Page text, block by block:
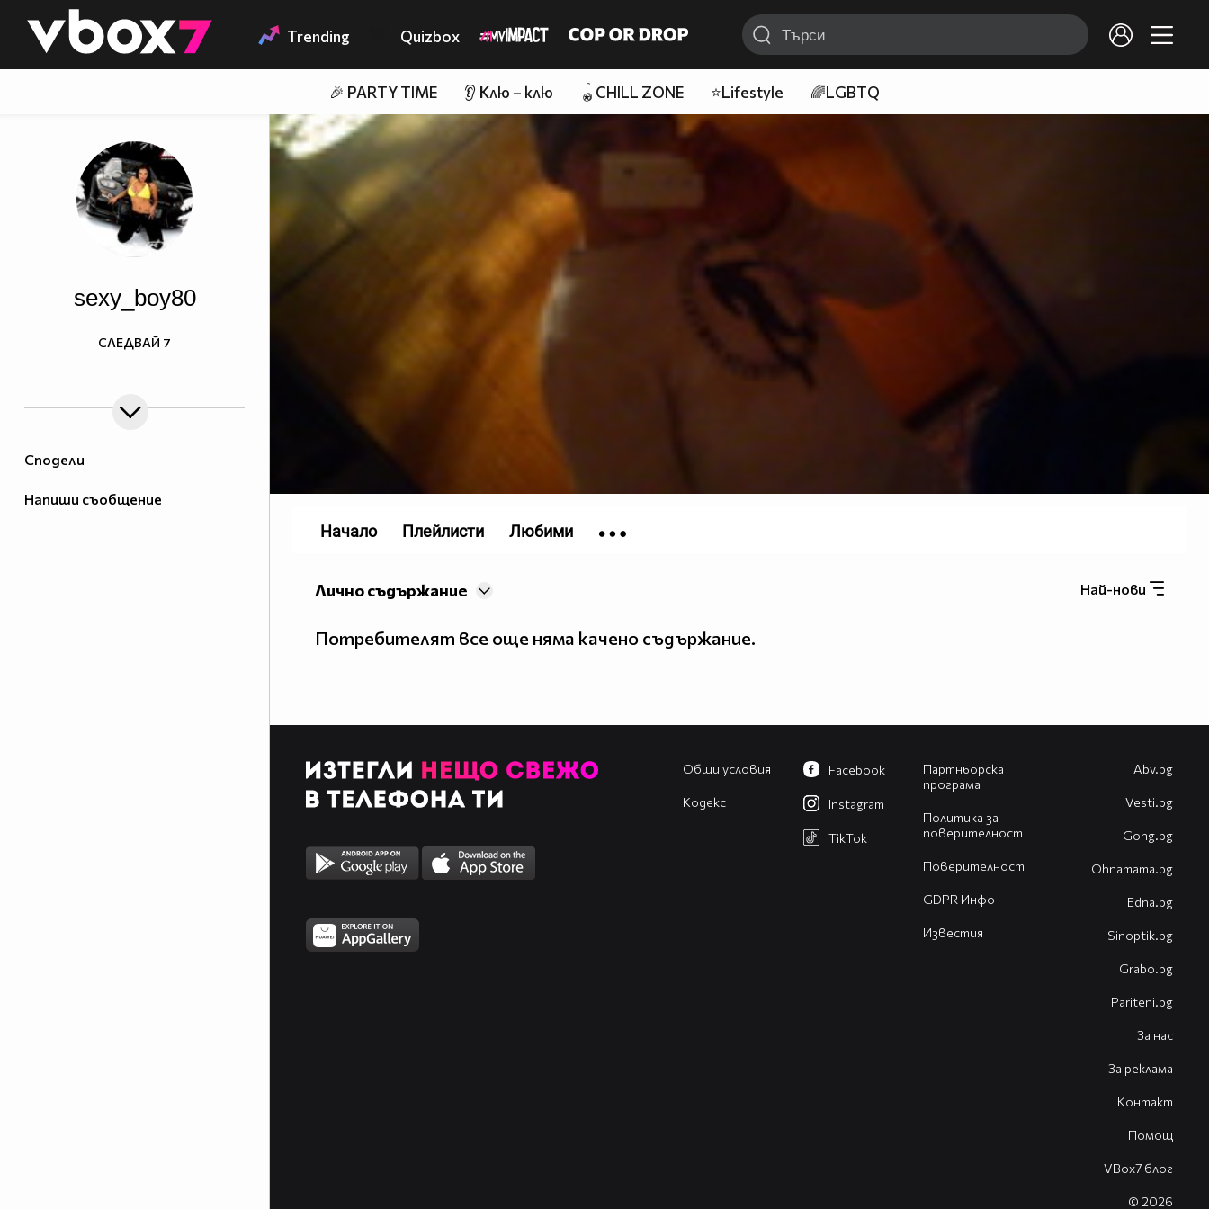
👾 Trending Quizbox
🎉 PARTY TIME 👂 Клю – клю 🪀CHILL ZONE ⭐Lifestyle 🌈LGBTQ
Сподели
Напиши съобщение
sexy_boy80
СЛЕДВАЙ 7
Най-нови
Лично съдържание
Потребителят все още няма качено съдържание.
Начало Плейлисти Любими
Общи условия
Кодекс
Партньорска
програма
Политика за
поверителност
Поверителност
GDPR Инфо
Известия
Facebook
Instagram
TikTok
Abv.bg
Vesti.bg
Gong.bg
Оhnamama.bg
Edna.bg
Sinoptik.bg
Grabo.bg
Pariteni.bg
За нас
За реклама
Контакт
Помощ
VBox7 блог
© 2026